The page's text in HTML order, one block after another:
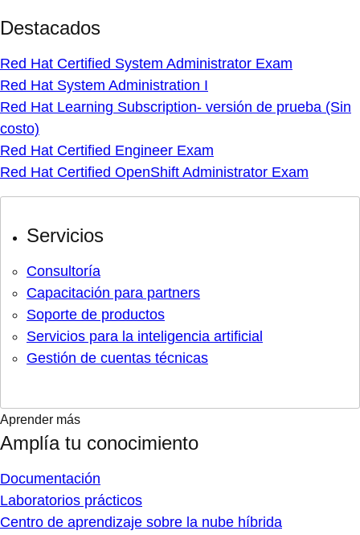
Destacados
Red Hat Certified System Administrator Exam
Red Hat System Administration I
Red Hat Learning Subscription- versión de prueba (Sin
costo)
Red Hat Certified Engineer Exam
Red Hat Certified OpenShift Administrator Exam
Servicios
Consultoría
Capacitación para partners
Soporte de productos
Servicios para la inteligencia artificial
Gestión de cuentas técnicas
Aprender más
Amplía tu conocimiento
Documentación
Laboratorios prácticos
Centro de aprendizaje sobre la nube híbrida